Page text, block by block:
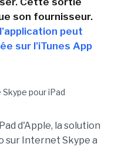
son fournisseur.
l'application peut
sur l'iTunes App
d'Apple, la solution
sur Internet Skype a